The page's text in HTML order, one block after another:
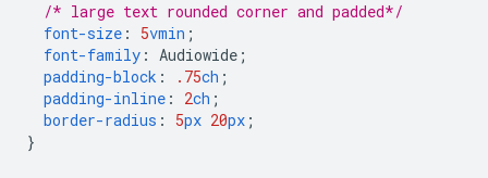
/* large text rounded corner and padded*/
font-size : 5vmin ;
font-family : Audiowide ;
padding-block : .75ch ;
padding-inline : 2ch ;
border-radius : 5px 20px ;
}